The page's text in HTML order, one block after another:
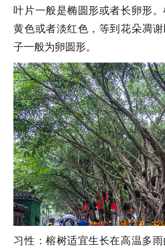
叶片一般是椭圆形或者长卵形
黄色或者淡红色，等到花朵凋
子一般为卵圆形。
习性：榕树适宜生长在高温多